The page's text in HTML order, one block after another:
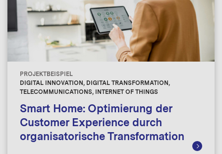
PROJEKTBEISPIEL
DIGITAL INNOVATION, DIGITAL TRANSFORMATION,
TELECOMMUNICATIONS, INTERNET OF THINGS
Smart Home: Optimierung der
Customer Experience durch
organisatorische Transformation